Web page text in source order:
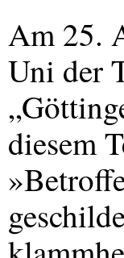
Am 25.
Uni der
diesem